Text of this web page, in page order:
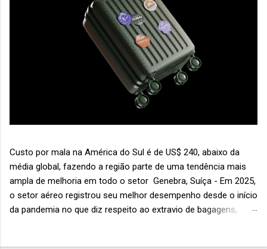
Custo por mala na América do Sul é de US$ 240, abaixo da
média global, fazendo a região parte de uma tendência mais
ampla de melhoria em todo o setor Genebra, Suíça - Em 2025,
o setor aéreo registrou seu melhor desempenho desde o início
da pandemia no que diz respeito ao extravio de bagagens,